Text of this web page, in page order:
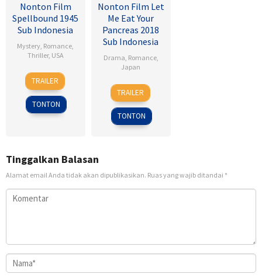
Nonton Film
Spellbound 1945
Sub Indonesia
Mystery, Romance,
Thriller, USA
8
Nov
1945
Alfred
Hitchcock
TRAILER
TONTON
Nonton Film Let
Me Eat Your
Pancreas 2018
Sub Indonesia
Drama, Romance,
Japan
28
Jul
2017
Sho
Tsukikawa
TRAILER
TONTON
Tinggalkan Balasan
Alamat email Anda tidak akan dipublikasikan. Ruas yang wajib ditandai *